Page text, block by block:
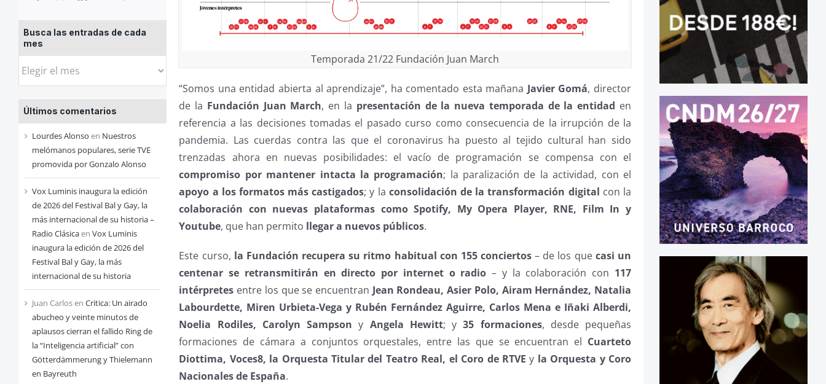
Busca las entradas de cada
mes
Busca
entradas
de
cada
mes
Últimos comentarios
Lourdes Alonso en Nuestros
melómanos populares, serie TVE
promovida por Gonzalo Alonso
Vox Luminis inaugura la edición
de 2026 del Festival Bal y Gay, la
más internacional de su historia –
Radio Clásicaen Vox Luminis
inaugura la edición de 2026 del
Festival Bal y Gay, la más
internacional de su historia
Juan Carlosen Critica: Un airado
abucheo y veinte minutos de
aplausos cierran el fallido Ring de
la “Inteligencia artificial” con
Götterdämmerung y Thielemann
en Bayreuth
Temporada 21/22 Fundación Juan March
“Somos una entidad abierta al aprendizaje”, ha comentado esta mañana Javier Gomá, director
de la Fundación Juan March, en la presentación de la nueva temporada de la entidad en
referencia a las decisiones tomadas el pasado curso como consecuencia de la irrupción de la
pandemia. Las cuerdas contra las que el coronavirus ha puesto al tejido cultural han sido
trenzadas ahora en nuevas posibilidades: el vacío de programación se compensa con el
compromiso por mantener intacta la programación; la paralización de la actividad, con el
apoyo a los formatos más castigados; y la consolidación de la transformación digital con la
colaboración con nuevas plataformas como Spotify, My Opera Player, RNE, Film In y
Youtube, que han permito llegar a nuevos públicos.
Este curso, la Fundación recupera su ritmo habitual con 155 conciertos – de los que casi un
centenar se retransmitirán en directo por internet o radio – y la colaboración con 117
intérpretes entre los que se encuentran Jean Rondeau, Asier Polo, Airam Hernández, Natalia
Labourdette, Miren Urbieta-Vega y Rubén Fernández Aguirre, Carlos Mena e Iñaki Alberdi,
Noelia Rodiles, Carolyn Sampsony Angela Hewitt; y35 formaciones, desde pequeñas
formaciones de cámara a conjuntos orquestales, entre las que se encuentran el Cuarteto
Diottima, Voces8, la Orquesta Titular del Teatro Real, el Coro de RTVEy la Orquesta y Coro
Nacionales de España.